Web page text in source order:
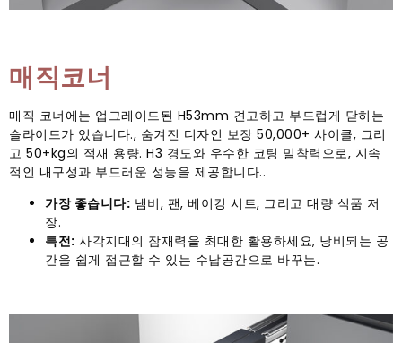
매직코너
매직 코너에는 업그레이드된 H53mm 견고하고 부드럽게 닫히는
슬라이드가 있습니다., 숨겨진 디자인 보장 50,000+ 사이클, 그리
고 50+kg의 적재 용량. H3 경도와 우수한 코팅 밀착력으로, 지속
적인 내구성과 부드러운 성능을 제공합니다..
가장 좋습니다: 냄비, 팬, 베이킹 시트, 그리고 대량 식품 저
장.
특전: 사각지대의 잠재력을 최대한 활용하세요, 낭비되는 공
간을 쉽게 접근할 수 있는 수납공간으로 바꾸는.